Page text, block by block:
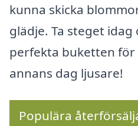
kunna skicka
glädje. Ta steget idag
perfekta buketten
annans dag ljusare!
Populära